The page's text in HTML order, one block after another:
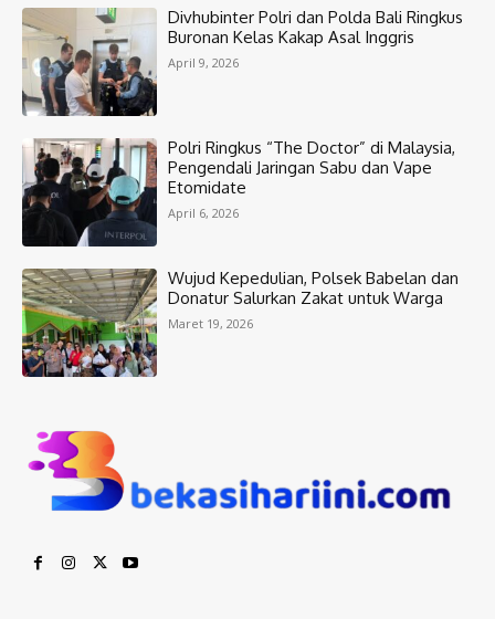
Divhubinter Polri dan Polda Bali Ringkus
Buronan Kelas Kakap Asal Inggris
April 9, 2026
Polri Ringkus “The Doctor” di Malaysia,
Pengendali Jaringan Sabu dan Vape
Etomidate
April 6, 2026
Wujud Kepedulian, Polsek Babelan dan
Donatur Salurkan Zakat untuk Warga
Maret 19, 2026